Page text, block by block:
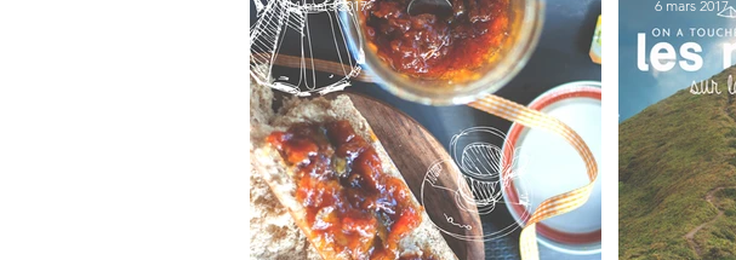
14 mars 2017 6 mars 2017